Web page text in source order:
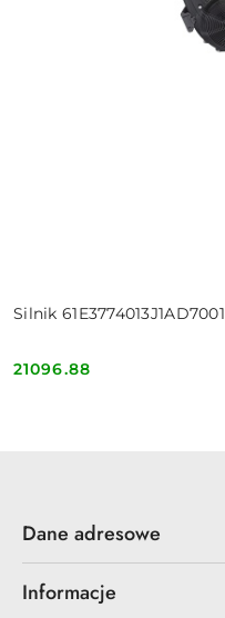
Silnik 61E3774013J1AD7001
Cena:
21096.88
Dane adresowe
Informacje